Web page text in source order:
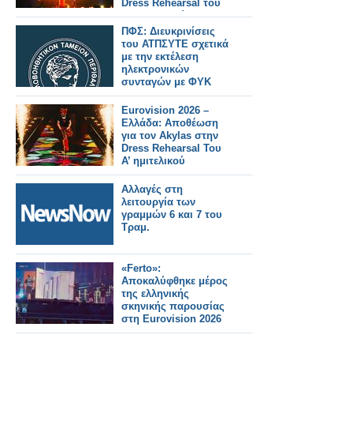
Dress Rehearsal του
Α’ Ημιτελικού
ΠΦΣ: Διευκρινίσεις
του ΑΤΠΣΥΤΕ σχετικά
με την εκτέλεση
ηλεκτρονικών
συνταγών με ΦΥΚ
Eurovision 2026 –
Ελλάδα: Αποθέωση
για τον Akylas στην
Dress Rehearsal Του
Α’ ημιτελικού
Αλλαγές στη
λειτουργία των
γραμμών 6 και 7 του
Τραμ.
«Ferto»:
Αποκαλύφθηκε μέρος
της ελληνικής
σκηνικής παρουσίας
στη Eurovision 2026